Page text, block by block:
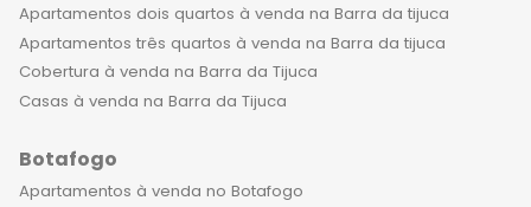
Apartamentos dois quartos à venda na Barra da tijuca
Apartamentos três quartos à venda na Barra da tijuca
Cobertura à venda na Barra da Tijuca
Casas à venda na Barra da Tijuca
Botafogo
Apartamentos à venda no Botafogo